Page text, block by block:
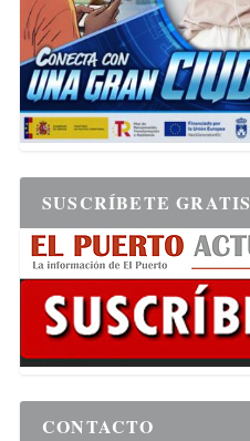
SUSCRÍBETE GRATIS
CONTACTO